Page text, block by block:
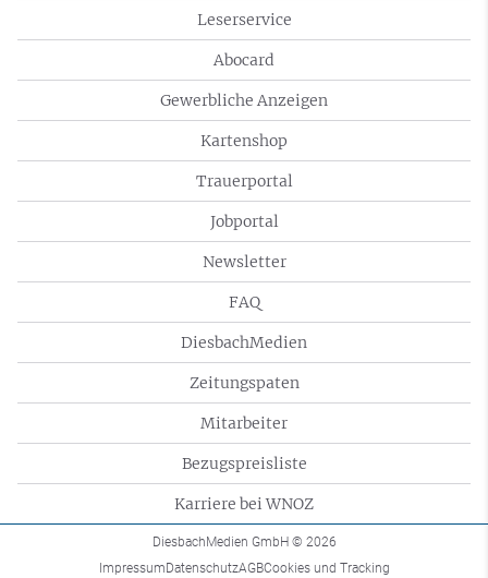
Leserservice
Abocard
Gewerbliche Anzeigen
Kartenshop
Trauerportal
Jobportal
Newsletter
FAQ
DiesbachMedien
Zeitungspaten
Mitarbeiter
Bezugspreisliste
Karriere bei WNOZ
DiesbachMedien GmbH © 2026
ImpressumDatenschutzAGBCookies und Tracking